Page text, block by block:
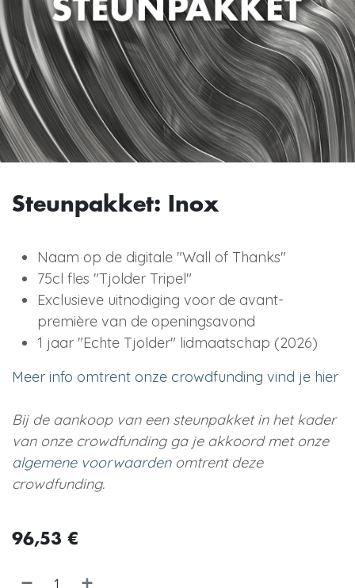
Steunpakket: Inox
Naam op de digitale "Wall of Thanks"
75cl fles "Tjolder Tripel"
Exclusieve uitnodiging voor de avant-
première van de openingsavond
1 jaar "Echte Tjolder" lidmaatschap (2026)
Meer info omtrent onze crowdfunding vind je hier
Bij de aankoop van een steunpakket in het kader
van onze crowdfunding ga je akkoord met onze
algemene voorwaardenomtrent deze
crowdfunding.
96,53 €